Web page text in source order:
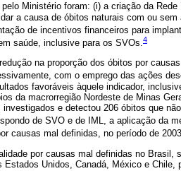
Ministério foram: (i) a criação da Rede
a causa de óbitos naturais com ou
de incentivos financeiros para
saúde, inclusive para os SVOs.4
na proporção dos óbitos por
com o emprego das ações
favoráveis àquele indicador,
da macrorregião Nordeste de Minas
e detectou 206 óbitos que
de SVO e de IML, a aplicação da
causas mal definidas, no período de
por causas mal definidas no Brasil,
Unidos, Canadá, México e Chile,